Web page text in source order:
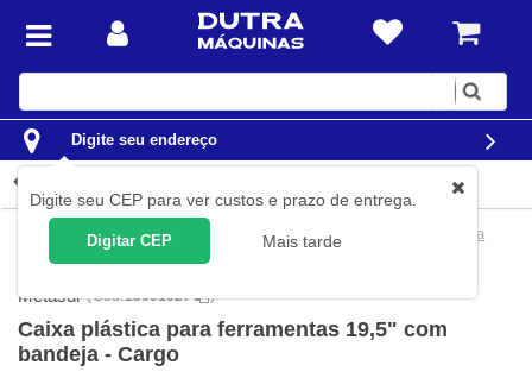
Digite
Digite seu endereço
Digite seu CEP para ver custos e prazo de entrega.
Digitar CEP Mais tarde
Organização Caixas e Organizadores
Caixas Plásticas para
Ferramentas
Metasul (Cód.13601027 )
Caixa plástica para ferramentas 19,5" com
bandeja - Cargo